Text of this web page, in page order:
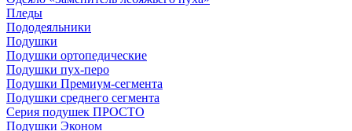
Пледы
Пододеяльники
Подушки
Подушки ортопедические
Подушки пух-перо
Подушки Премиум-сегмента
Подушки среднего сегмента
Серия подушек ПРОСТО
Подушки Эконом